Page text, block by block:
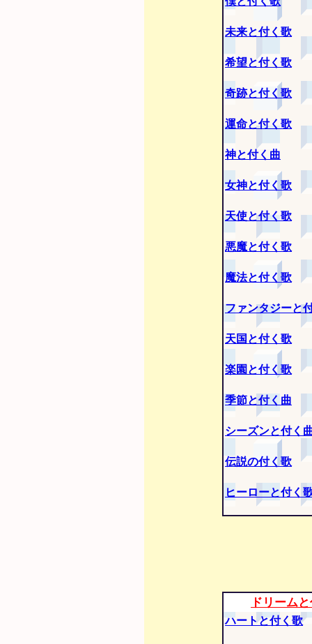
未来と付く歌
希望と付く歌
奇跡と付く歌
運命と付く歌
神と付く曲
女神と付く歌
天使と付く歌
悪魔と付く歌
魔法と付く歌
ファンタジーと
天国と付く歌
楽園と付く歌
季節と付く曲
シーズンと付く
伝説の付く歌
ヒーローと付く
ドリーム
ハートと付く歌